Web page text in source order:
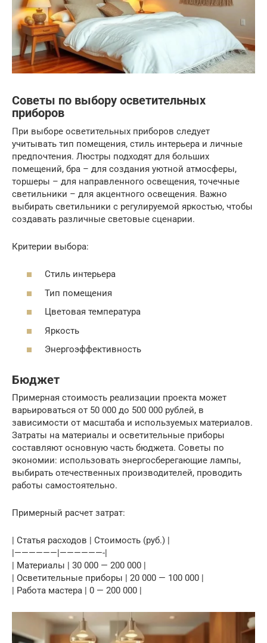
Советы по выбору осветительных
приборов
При выборе осветительных приборов следует
учитывать тип помещения, стиль интерьера и личные
предпочтения. Люстры подходят для больших
помещений, бра – для создания уютной атмосферы,
торшеры – для направленного освещения, точечные
светильники – для акцентного освещения. Важно
выбирать светильники с регулируемой яркостью, чтобы
создавать различные световые сценарии.
Критерии выбора:
Стиль интерьера
Тип помещения
Цветовая температура
Яркость
Энергоэффективность
Бюджет
Примерная стоимость реализации проекта может
варьироваться от 50 000 до 500 000 рублей, в
зависимости от масштаба и используемых материалов.
Затраты на материалы и осветительные приборы
составляют основную часть бюджета. Советы по
экономии: использовать энергосберегающие лампы,
выбирать отечественных производителей, проводить
работы самостоятельно.
Примерный расчет затрат:
| Статья расходов | Стоимость (руб.) |
|——————|——————-|
| Материалы | 30 000 — 200 000 |
| Осветительные приборы | 20 000 — 100 000 |
| Работа мастера | 0 — 200 000 |